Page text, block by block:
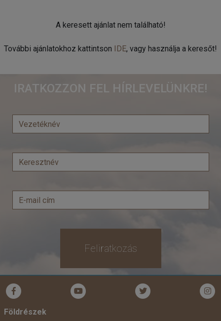
A keresett ajánlat nem található!
További ajánlatokhoz kattintson IDE, vagy használja a keresőt!
IRATKOZZON FEL HÍRLEVELÜNKRE!
Feliratkozás
Földrészek